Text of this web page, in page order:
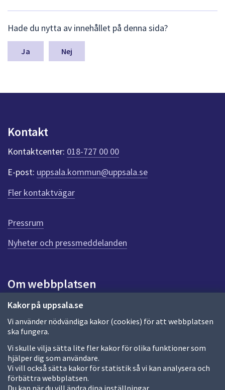
Kakor på uppsala.se
Vi använder nödvändiga kakor (cookies) för att webbplatsen
ska fungera.
Vi skulle vilja sätta lite fler kakor för olika funktioner som
hjälper dig som användare.
Vi vill också sätta kakor för statistik så vi kan analysera och
förbättra webbplatsen.
Du kan när du vill ändra dina inställningar.
ä
m
a
n
k
t
e
r
f
ö
r
e
n
n
a
d
a
Hade du nytta av innehållet på denna sida?
Nej
Kontakt
Kontaktcenter: 018-727 00 00
E-post: uppsala.kommun@uppsala.se
Fler kontaktvägar
Pressrum
Nyheter och pressmeddelanden
Om webbplatsen
Om webbplatsen
Allmänna handlingar och diarium
Behandling av personuppgifter
Kakor
Språk (other languages)